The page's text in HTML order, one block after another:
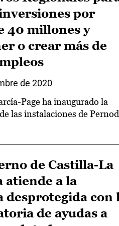
por
40 millones y
o crear más de
de 2020
Page ha inaugurado la
las instalaciones de Pernod
de Castilla-La
atiende a la
desprotegida con
de ayudas a